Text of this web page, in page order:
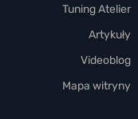
Tuning Atelier
Artykuły
Videoblog
Mapa witryny